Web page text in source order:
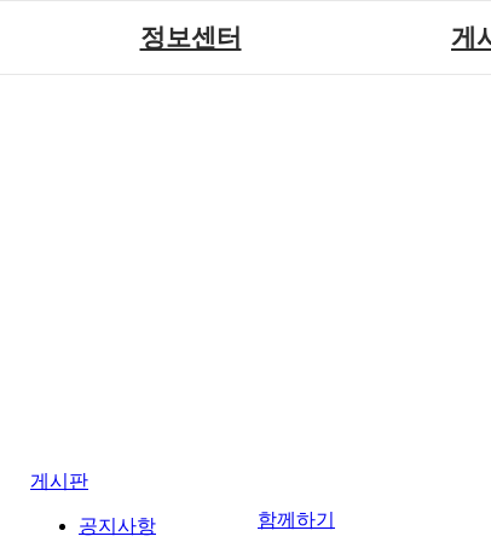
정보센터 게
게시판
공지사항
함께하기